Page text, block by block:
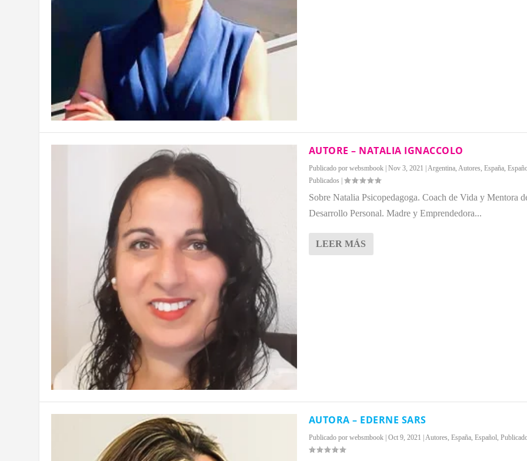
AUTORE – NATALIA IGNACCOLO
Publicado por websmbook| Nov 3, 2021 | Argentina, Autores España,
Publicados |
Sobre Natalia Psicopedagoga. Coach de Vida y Mentora
Desarrollo Personal. Madre y Emprendedora...
LEER MÁS
AUTORA – EDERNE SARS
Publicado por websmbook| Oct 9, 2021 Autores, España, Español,